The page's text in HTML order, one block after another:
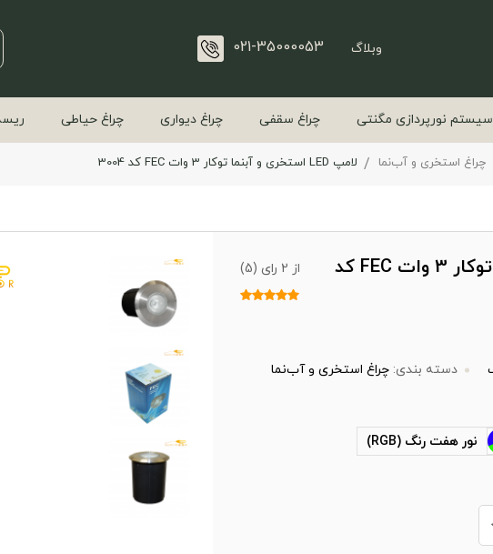
وبلاگ 021-35000053
سیستم نورپردازی مگنتی چراغ سقفی چراغ دیواری چراغ حیاطی
چراغ استخری و آب‌نما لامپ LED استخری و آبنما توکار 3 وات FEC کد 3004
لامپ LED استخری و آبنما توکار 3 وات FEC کد
از 2 رای (5)
دسته بندی: چراغ استخری و آب‌نما
نور هفت رنگ (RGB)